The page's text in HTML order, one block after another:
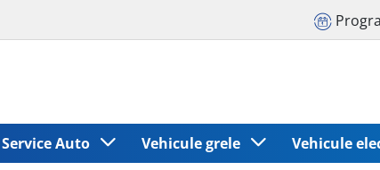
Service Auto Vehicule grele Vehicule